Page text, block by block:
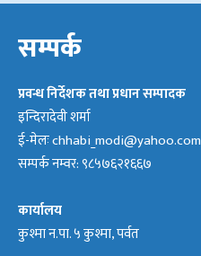
सम्पर्क
प्रवन्ध निर्देशक तथा प्रधान सम्पादक
इन्दिरादेवी शर्मा
ई-मेलःchhabi_modi@yahoo.com
सम्पर्क नम्वर: ९८५७६२१६६७
कार्यालय
कुश्मा न.पा. ५ कुश्मा, पर्वत